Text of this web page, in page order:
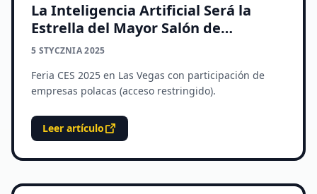
La Inteligencia Artificial Será la
Estrella del Mayor Salón de
Electrónica de Consumo del Mundo
5 STYCZNIA 2025
Feria CES 2025 en Las Vegas con participación de
empresas polacas (acceso restringido).
Leer artículo